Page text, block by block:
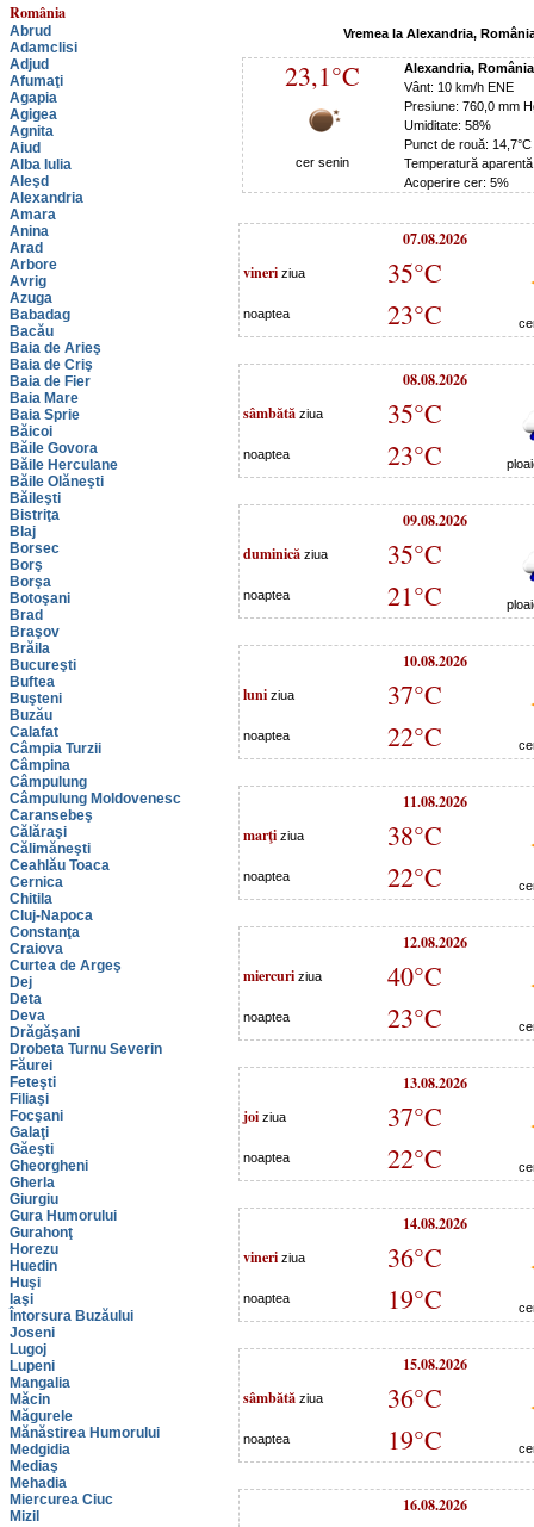
România
Abrud
Adamclisi
Adjud
Afumaţi
Agapia
Agigea
Agnita
Aiud
Alba Iulia
Aleşd
Alexandria
Amara
Anina
Arad
Arbore
Avrig
Azuga
Babadag
Bacău
Baia de Arieş
Baia de Criş
Baia de Fier
Baia Mare
Baia Sprie
Băicoi
Băile Govora
Băile Herculane
Băile Olăneşti
Băileşti
Bistriţa
Blaj
Borsec
Borş
Borşa
Botoşani
Brad
Braşov
Brăila
Bucureşti
Buftea
Buşteni
Buzău
Calafat
Câmpia Turzii
Câmpina
Câmpulung
Câmpulung Moldovenesc
Caransebeş
Călăraşi
Călimăneşti
Ceahlău Toaca
Cernica
Chitila
Cluj-Napoca
Constanţa
Craiova
Curtea de Argeş
Dej
Deta
Deva
Drăgăşani
Drobeta Turnu Severin
Făurei
Feteşti
Filiaşi
Focşani
Galaţi
Găeşti
Gheorgheni
Gherla
Giurgiu
Gura Humorului
Gurahonţ
Horezu
Huedin
Huşi
Iaşi
Întorsura Buzăului
Joseni
Lugoj
Lupeni
Mangalia
Măcin
Măgurele
Mănăstirea Humorului
Medgidia
Mediaş
Mehadia
Miercurea Ciuc
Mizil
Vremea la Alexandria,
23,1°C
cer senin
Alexandria, România
Vânt: 10 km/h ENE
Presiune: 760,0 mm
Umiditate: 58%
Punct de rouă: 14,7°C
Temperatură
Acoperire cer: 5%
07.08.2026
vineri ziua 35°C
noaptea 23°C
08.08.2026
sâmbătă ziua 35°C
noaptea 23°C
09.08.2026
duminică ziua 35°C
noaptea 21°C
10.08.2026
luni ziua 37°C
noaptea 22°C
11.08.2026
marţi ziua 38°C
noaptea 22°C
12.08.2026
miercuri ziua 40°C
noaptea 23°C
13.08.2026
joi ziua 37°C
noaptea 22°C
14.08.2026
vineri ziua 36°C
noaptea 19°C
15.08.2026
sâmbătă ziua 36°C
noaptea 19°C
16.08.2026